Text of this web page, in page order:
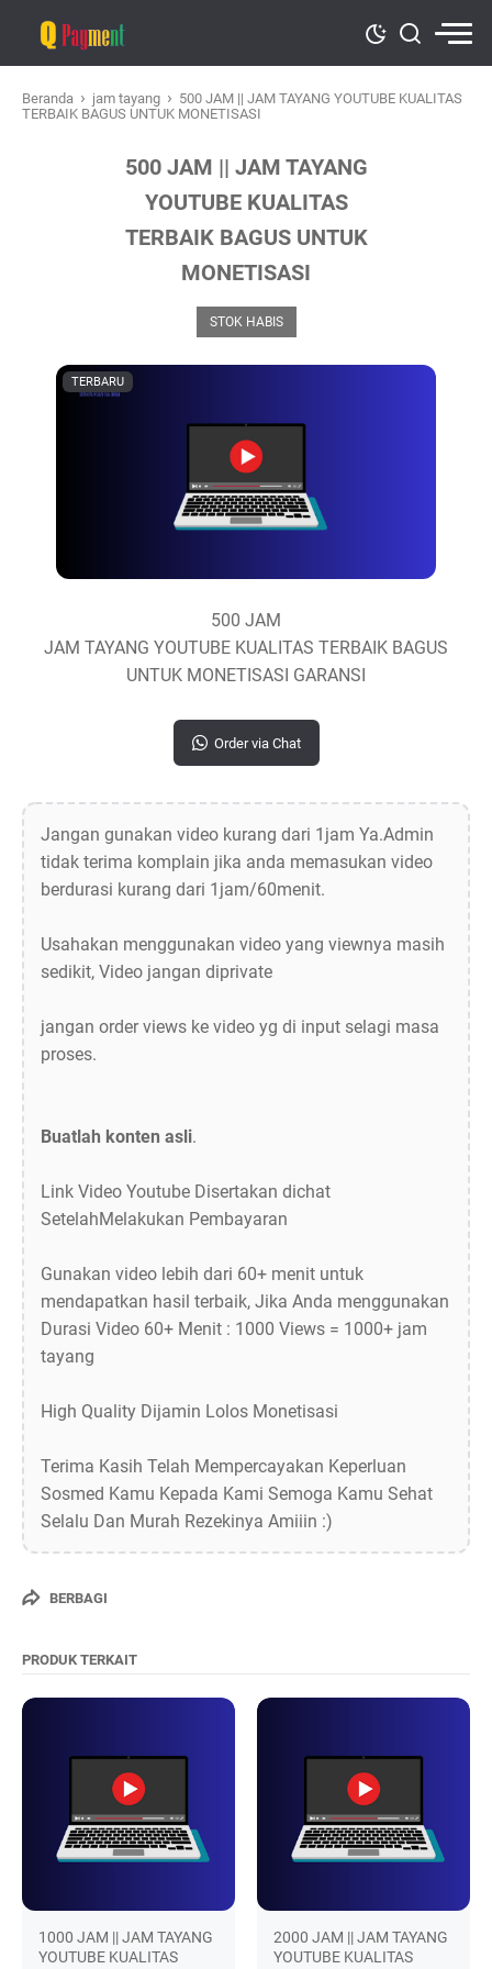
Beranda › jam tayang › 500 JAM || JAM TAYANG YOUTUBE KUALITAS
TERBAIK BAGUS UNTUK MONETISASI
500 JAM || JAM TAYANG
YOUTUBE KUALITAS
TERBAIK BAGUS UNTUK
MONETISASI
STOK HABIS
TERBARU
500 JAM
JAM TAYANG YOUTUBE KUALITAS TERBAIK BAGUS
UNTUK MONETISASI GARANSI
Order via Chat
Jangan gunakan video kurang dari 1jam Ya.Admin
tidak terima komplain jika anda memasukan video
berdurasi kurang dari 1jam/60menit.
Usahakan menggunakan video yang viewnya masih
sedikit, Video jangan diprivate
jangan order views ke video yg di input selagi masa
proses.
Buatlah konten asli.
Link Video Youtube Disertakan dichat
SetelahMelakukan Pembayaran
Gunakan video lebih dari 60+ menit untuk
mendapatkan hasil terbaik, Jika Anda menggunakan
Durasi Video 60+ Menit : 1000 Views = 1000+ jam
tayang
High Quality Dijamin Lolos Monetisasi
Terima Kasih Telah Mempercayakan Keperluan
Sosmed Kamu Kepada Kami Semoga Kamu Sehat
Selalu Dan Murah Rezekinya Amiiin :)
BERBAGI
PRODUK TERKAIT
1000 JAM || JAM TAYANG
YOUTUBE KUALITAS
2000 JAM || JAM TAYANG
YOUTUBE KUALITAS